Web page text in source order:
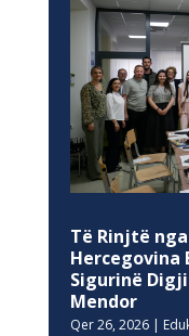
Të Rinjtë
Hercegovina
Sigurinë
Mendor
Qer 26, 2026|